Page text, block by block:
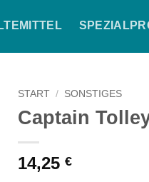
START / SONSTIGES
Captain
14,25 €